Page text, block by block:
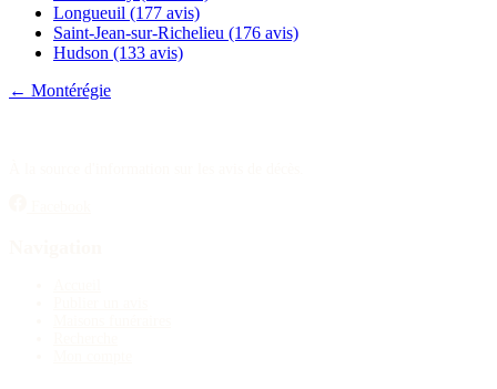
Longueuil (177 avis)
Saint-Jean-sur-Richelieu (176 avis)
Hudson (133 avis)
← Montérégie